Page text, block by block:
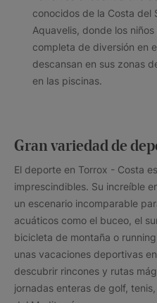
conocidos de la Costa del
Aquavelis, donde los
completa de diversión en
descansan en sus zonas
en las piscinas.
Gran variedad de
El deporte en Torrox - Costa
imprescindibles. Su increíble
un escenario incomparable
acuáticos como el buceo, el
bicicleta de montaña o
unas vacaciones deportivas
descubrir rincones y rutas
jornadas enteras de golf,